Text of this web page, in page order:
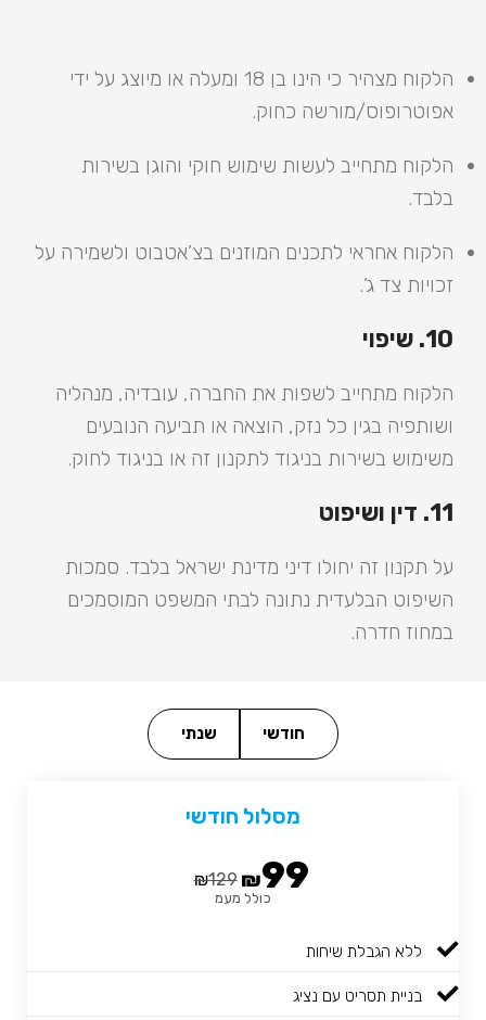
הלקוח מצהיר כי הינו בן 18 ומעלה או מיוצג על ידי
אפוטרופוס/מורשה כחוק.
הלקוח מתחייב לעשות שימוש חוקי והוגן בשירות
בלבד.
הלקוח אחראי לתכנים המוזנים בצ’אטבוט ולשמירה על
זכויות צד ג’.
10. שיפוי
הלקוח מתחייב לשפות את החברה, עובדיה, מנהליה
ושותפיה בגין כל נזק, הוצאה או תביעה הנובעים
משימוש בשירות בניגוד לתקנון זה או בניגוד לחוק.
11. דין ושיפוט
על תקנון זה יחולו דיני מדינת ישראל בלבד. סמכות
השיפוט הבלעדית נתונה לבתי המשפט המוסמכים
במחוז חדרה.
חודשי שנתי
מסלול חודשי
₪129 ₪99
כולל מעמ
ללא הגבלת שיחות
בניית תסריט עם נציג